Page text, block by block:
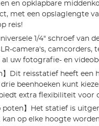
en opklapbare
met een opslaglengte
reis!
1/4" schroef van
camera's, camcorders,
uw fotografie- en
】Dit reisstatief heeft een
beenhoeken kunt
extra flexibiliteit voor
poten】Het statief is
op elke hoogte